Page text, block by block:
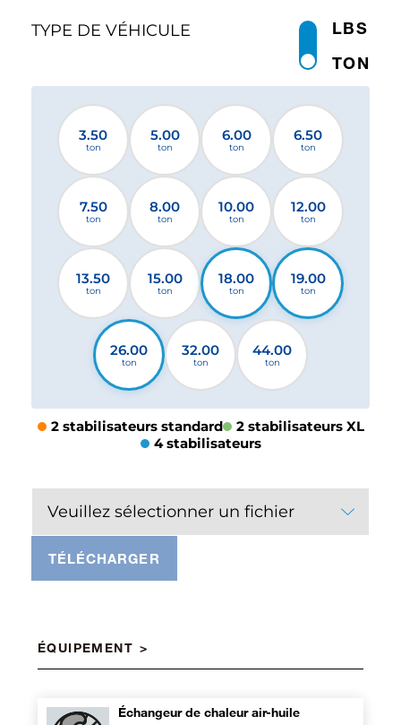
TYPE DE VÉHICULE
TON
LBS
3.50
ton
5.00
ton
6.00
ton
6.50
ton
7.50
ton
8.00
ton
10.00
ton
12.00
ton
13.50
ton
15.00
ton
18.00
ton
19.00
ton
26.00
ton
32.00
ton
44.00
ton
2 stabilisateurs standard
2 stabilisateurs XL
4 stabilisateurs
Veuillez sélectionner un fichier
TÉLÉCHARGER
ÉQUIPEMENT
Échangeur de chaleur air-huile